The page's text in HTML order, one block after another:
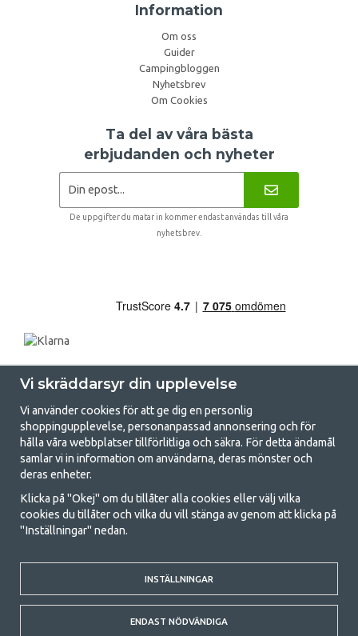
Information
Om oss
Guider
Campingbloggen
Nyhetsbrev
Om Cookies
Ta del av våra bästa
erbjudanden och nyheter
De uppgifter du matar in kommer endast användas till våra
nyhetsbrev.
GetCamping.se - Din butik för camping
och uteliv
Att campa kan antingen vara en livsstil eller ett sätt att samla familjen
för ett gemensamt äventyr. Oavsett vilken kategori du tillhör hittar du
med att campa så därför erbjuder vi riktigt bra priser på familjetält,
husvagnstält och all annan utrustning för camping och friluftsliv. Vårt
mål är att i varje priskategori erbjuda den bästa campingutrustningen
gällande kvalitet och funktionalitet. Ta gärna kontakt med oss om det
är något du saknar eller vill veta mer om.
Vi skräddarsyr din upplevelse
Vi använder cookies för att ge dig en personlig
shoppingupplevelse, personanpassad annonsering och för
hålla våra webbplatser tillförlitliga och säkra. För detta ändamål
samlar vi in information om användarna, deras mönster och
deras enheter.
Klicka på "Okej" om du tillåter alla cookies eller välj vilka
cookies du tillåter och vilka du vill stänga av genom att klicka på
"Inställningar" nedan.
INSTÄLLNINGAR
ENDAST NÖDVÄNDIGA